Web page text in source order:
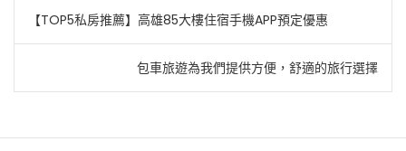
文
章
導
覽
【TOP5私房推薦】高雄85大樓住宿手機APP預定優惠
包車旅遊為我們提供方便，舒適的旅行選擇